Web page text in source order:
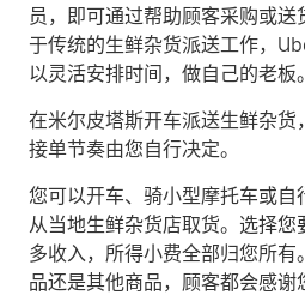
员，即可通过帮助顾客采购或送
于传统的生鲜杂货派送工作，
以灵活安排时间，做自己的老板。
在米尔皮塔斯开车派送生鲜杂货
接单节奏由您自行决定。
您可以开车、骑小型摩托车或自
从当地生鲜杂货店取货。选择
多收入，所得小费全部归您所
品还是其他商品，顾客都会感谢